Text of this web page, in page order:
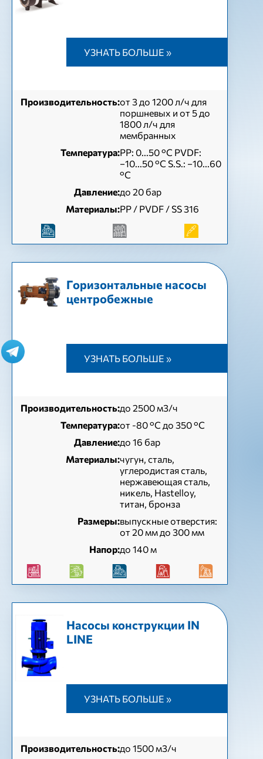
УЗНАТЬ БОЛЬШЕ »
Производительность:от 3 до 1200 л/ч для
поршневых и от 5 до
1800 л/ч для
мембранных
Температура:PP: 0...50 °C PVDF:
−10...50 °C S.S.: −10...60
°C
Давление:до 20 бар
Материалы:PP / PVDF / SS 316
Горизонтальные насосы
центробежные
УЗНАТЬ БОЛЬШЕ »
Производительность:до 2500 м3/ч
Температура:от -80 °C до 350 °C
Давление:до 16 бар
Материалы:чугун, сталь,
углеродистая сталь,
нержавеющая сталь,
никель, Hastelloy,
титан, бронза
Размеры:выпускные отверстия:
от 20 мм до 300 мм
Напор:до 140 м
Насосы конструкции IN
LINE
УЗНАТЬ БОЛЬШЕ »
Производительность:до 1500 м3/ч